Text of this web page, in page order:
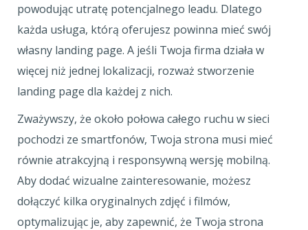
powodując utratę potencjalnego leadu. Dlatego
każda usługa, którą oferujesz powinna mieć swój
własny landing page. A jeśli Twoja firma działa w
więcej niż jednej lokalizacji, rozważ stworzenie
landing page dla każdej z nich.
Zważywszy, że około połowa całego ruchu w sieci
pochodzi ze smartfonów, Twoja strona musi mieć
równie atrakcyjną i responsywną wersję mobilną.
Aby dodać wizualne zainteresowanie, możesz
dołączyć kilka oryginalnych zdjęć i filmów,
optymalizując je, aby zapewnić, że Twoja strona